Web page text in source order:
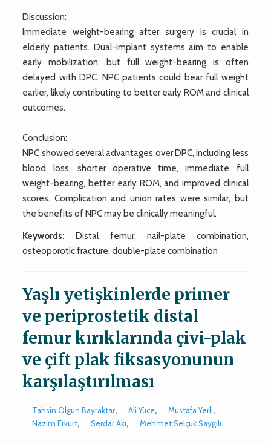
Discussion:
Immediate weight-bearing after surgery is crucial in
elderly patients. Dual-implant systems aim to enable
early mobilization, but full weight-bearing is often
delayed with DPC. NPC patients could bear full weight
earlier, likely contributing to better early ROM and clinical
outcomes.
Conclusion:
NPC showed several advantages over DPC, including less
blood loss, shorter operative time, immediate full
weight-bearing, better early ROM, and improved clinical
scores. Complication and union rates were similar, but
the benefits of NPC may be clinically meaningful.
Keywords: Distal femur, nail-plate combination,
osteoporotic fracture, double-plate combination
Yaşlı yetişkinlerde primer
ve periprostetik distal
femur kırıklarında çivi-plak
ve çift plak fiksasyonunun
karşılaştırılması
Tahsin Olgun Bayraktar, Ali Yüce, Mustafa Yerli,
Nazım Erkurt, Serdar Akı, Mehmet Selçuk Saygılı